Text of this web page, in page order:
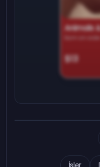
Animals
$13